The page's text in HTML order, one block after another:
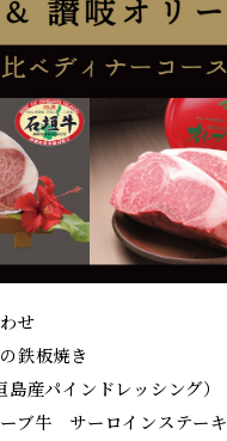
せ
鉄板焼き
島産パインドレッシング）
ーブ牛 サーロインステーキ